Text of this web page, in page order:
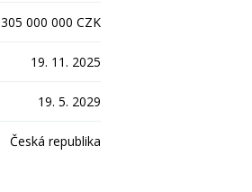
305 000 000 CZK
19. 11. 2025
19. 5. 2029
Česká republika